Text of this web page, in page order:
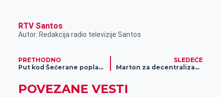
RTV Santos
Autor: Redakcija radio televizije Santos
PRETHODNO
Put kod Šećerane poplavljen zbog padavina (Foto)
SLEDEĆE
Marton za decentralizaciju lokalne samouprave
POVEZANE VESTI